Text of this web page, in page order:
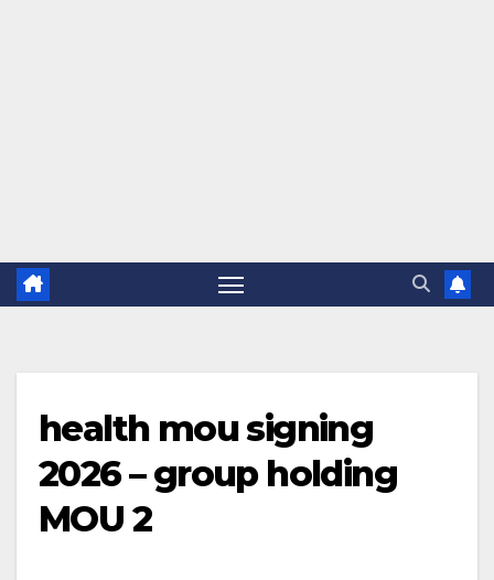
health mou signing
2026 – group holding
MOU 2